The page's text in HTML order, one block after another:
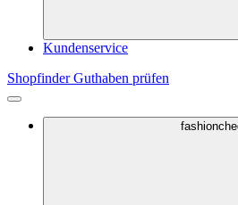
Kundenservice
ShopfinderGuthaben prüfen